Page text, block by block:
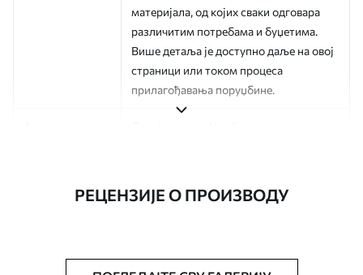
материјала, од којих сваки одговара
различитим потребама и буџетима.
Више детаља је доступно даље на овој
страници или током процеса
прилагођавања поруџбине.
Финисхинг Полу-мат.
РЕЦЕНЗИЈЕ О ПРОИЗВОДУ